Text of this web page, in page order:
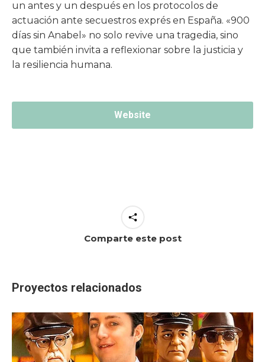
un antes y un después en los protocolos de
actuación ante secuestros exprés en España. «900
días sin Anabel» no solo revive una tragedia, sino
que también invita a reflexionar sobre la justicia y
la resiliencia humana.
Website
Comparte este post
Proyectos relacionados